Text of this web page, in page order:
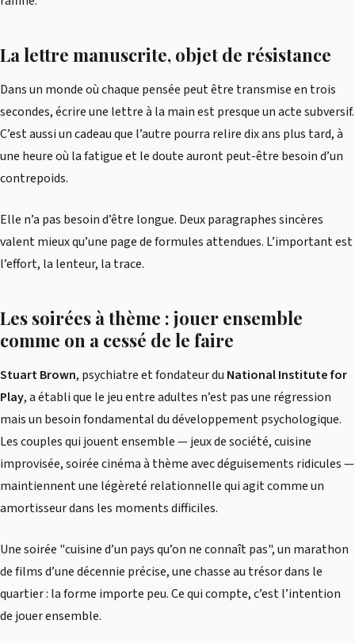
La lettre manuscrite, objet de résistance
Dans un monde où chaque pensée peut être transmise en trois
secondes, écrire une lettre à la main est presque un acte subversif.
C’est aussi un cadeau que l’autre pourra relire dix ans plus tard, à
une heure où la fatigue et le doute auront peut-être besoin d’un
contrepoids.
Elle n’a pas besoin d’être longue. Deux paragraphes sincères
valent mieux qu’une page de formules attendues. L’important est
l’effort, la lenteur, la trace.
Les soirées à thème : jouer ensemble
comme on a cessé de le faire
Stuart Brown, psychiatre et fondateur du National Institute for
Play, a établi que le jeu entre adultes n’est pas une régression
mais un besoin fondamental du développement psychologique.
Les couples qui jouent ensemble — jeux de société, cuisine
improvisée, soirée cinéma à thème avec déguisements ridicules —
maintiennent une légèreté relationnelle qui agit comme un
amortisseur dans les moments difficiles.
Une soirée "cuisine d’un pays qu’on ne connaît pas", un marathon
de films d’une décennie précise, une chasse au trésor dans le
quartier : la forme importe peu. Ce qui compte, c’est l’intention
de jouer ensemble.